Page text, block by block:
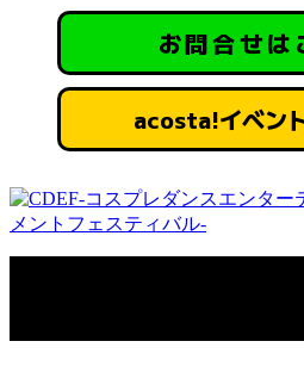
お問合せは
acosta!イベン